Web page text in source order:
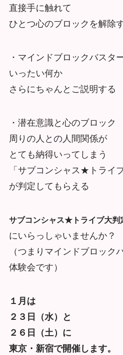
直接手に触れて
ひとつ心のブロックを解除
・マインドブロックバスタ
いったい何か
さらにちゃんとご説明する
・潜在意識と心のブロック
周りの人との人間関係が
とても納得いってしまう
「サブコンシャス★トライブ
が判定してもらえる
サブコンシャス★トライブ大判
にいらっしゃいませんか？
（つまりマインドブロック
体験会です）
１月は
２３日（水）と
２６日（土）に
東京・新宿で開催します。